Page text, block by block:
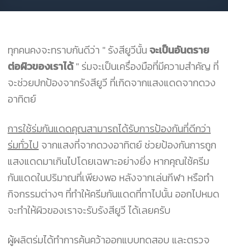
ทุกคนคงจะทราบกันดีว่า " รังสียูวีนั้น จะเป็นอันตราย
ต่อผิวของเราได้" ร่มจะเป็นเครื่องมือที่มีความสำคัญ ที่
จะช่วยปกป้องจากรังสียูวี ที่เกิดจากแสงแดดจากดวง
อาทิตย์
การใช้ร่มกันแดดคุณสามารถได้รับการป้องกันที่ดีกว่า
ร่มทั่วไป จากแสงที่จากดวงอาทิตย์ ช่วยป้องกันการถูก
แสงแดดมาเกินไปโดยเฉพาะอย่างยิ่ง หากคุณใช้ครีม
กันแดดในปริมาณที่เพียงพอ หลังจากเล่นกีฬา หรือทำ
กิจกรรมต่างๆ ที่ทำให้ครีมกันแดดที่ทาไปนั้น ออกไปหมด
จะทำให้ผิวของเราจะรับรังสียูวี ได้เลยครับ
ผู้ผลิตร่มได้ทำการค้นคว้าออกแบบทดสอบ และตรวจ